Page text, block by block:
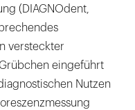
(DIAGNOdent,
versteckter
eingeführt
Nutzen